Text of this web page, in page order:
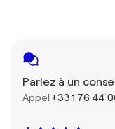
Parlez à un
Appel +33 1 76 44